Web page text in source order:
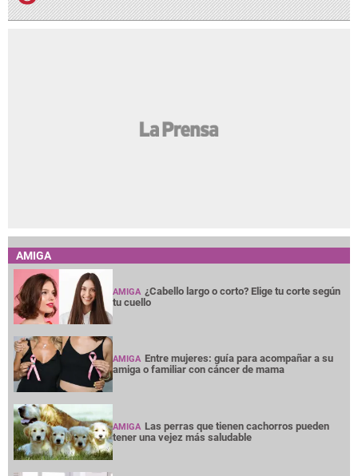
AMIGA
AMIGA ¿Cabello largo o corto? Elige tu corte según
tu cuello
AMIGA Entre mujeres: guía para acompañar a su
amiga o familiar con cáncer de mama
AMIGA Las perras que tienen cachorros pueden
tener una vejez más saludable